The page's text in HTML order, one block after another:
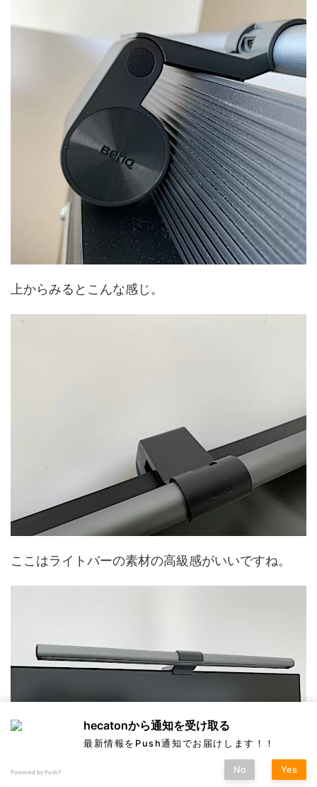
上からみるとこんな感じ。
ここはライトバーの素材の高級感がいいですね。
ちょっと気になっていたのは、ディスプレイにひっ
かける部分とディスプレイのベゼル（枠）部分がど
の程度干渉するかでした。
hecatonから通知を受け取る
最新情報をPush通知でお届けします！！
Powered by Push7 No Yes